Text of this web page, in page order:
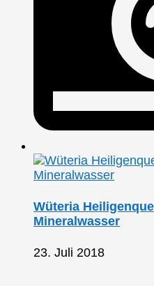
Wüteria
Mineralwasser
23. Juli 2018